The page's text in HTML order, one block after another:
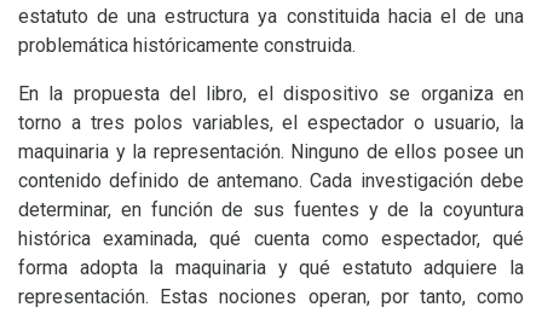
estatuto de una estructura ya constituida hacia el de una
problemática históricamente construida.
En la propuesta del libro, el dispositivo se organiza en
torno a tres polos variables, el espectador o usuario, la
maquinaria y la representación. Ninguno de ellos posee un
contenido definido de antemano. Cada investigación debe
determinar, en función de sus fuentes y de la coyuntura
histórica examinada, qué cuenta como espectador, qué
forma adopta la maquinaria y qué estatuto adquiere la
representación. Estas nociones operan, por tanto, como